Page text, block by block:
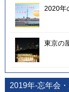
2020年
東京の
2019年-忘年会